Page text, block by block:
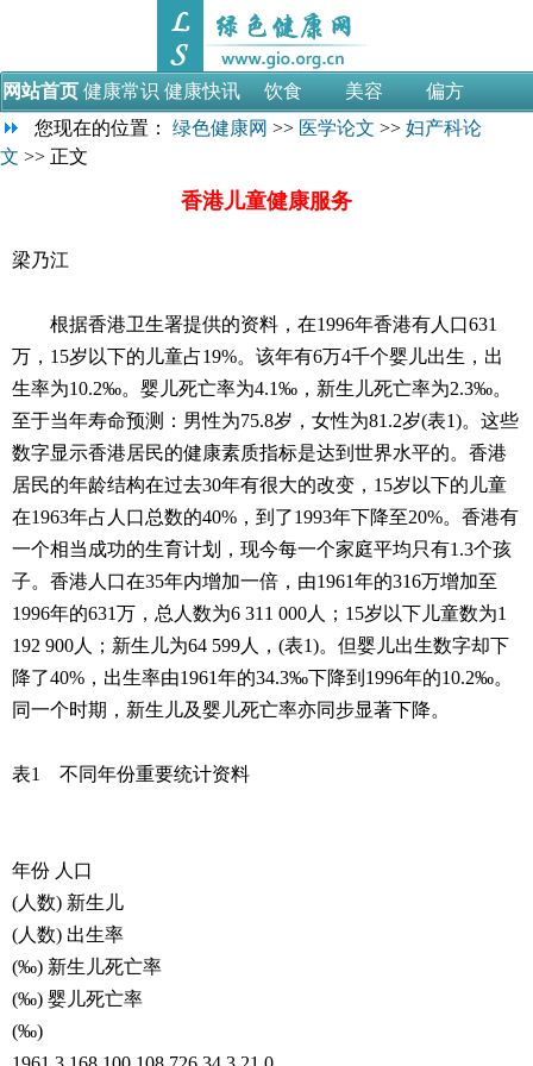
网站首页 健康常识 健康快讯 饮食 美容 偏方
母婴 减肥 男性 女性 视频 医学论文
您现在的位置： 绿色健康网 >> 医学论文 >> 妇产科论
文 >> 正文
香港儿童健康服务
梁乃江
根据香港卫生署提供的资料，在1996年香港有人口631
万，15岁以下的儿童占19%。该年有6万4千个婴儿出生，出
生率为10.2‰。婴儿死亡率为4.1‰，新生儿死亡率为2.3‰。
至于当年寿命预测：男性为75.8岁，女性为81.2岁(表1)。这些
数字显示香港居民的健康素质指标是达到世界水平的。香港
居民的年龄结构在过去30年有很大的改变，15岁以下的儿童
在1963年占人口总数的40%，到了1993年下降至20%。香港有
一个相当成功的生育计划，现今每一个家庭平均只有1.3个孩
子。香港人口在35年内增加一倍，由1961年的316万增加至
1996年的631万，总人数为6 311 000人；15岁以下儿童数为1
192 900人；新生儿为64 599人，(表1)。但婴儿出生数字却下
降了40%，出生率由1961年的34.3‰下降到1996年的10.2‰。
同一个时期，新生儿及婴儿死亡率亦同步显著下降。
表1 不同年份重要统计资料
年份 人口
(人数) 新生儿
(人数) 出生率
(‰) 新生儿死亡率
(‰) 婴儿死亡率
(‰)